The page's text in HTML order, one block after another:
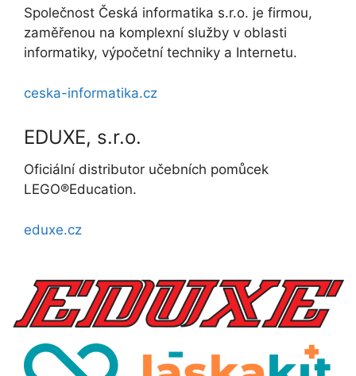
Společnost Česká informatika s.r.o. je firmou,
zaměřenou na komplexní služby v oblasti
informatiky, výpočetní techniky a Internetu.
ceska-informatika.cz
EDUXE, s.r.o.
Oficiální distributor učebních pomůcek
LEGO®Education.
eduxe.cz